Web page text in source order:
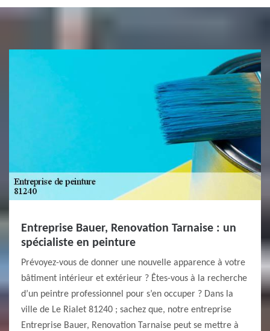
Entreprise Bauer, Renovation Tarnaise : un
spécialiste en peinture
Prévoyez-vous de donner une nouvelle apparence à votre
bâtiment intérieur et extérieur ? Êtes-vous à la recherche
d’un peintre professionnel pour s’en occuper ? Dans la
ville de Le Rialet 81240 ; sachez que, notre entreprise
Entreprise Bauer, Renovation Tarnaise peut se mettre à